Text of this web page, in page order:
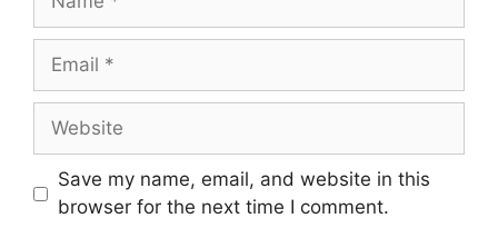
Email
Website
Save my name, email, and website in this
browser for the next time I comment.